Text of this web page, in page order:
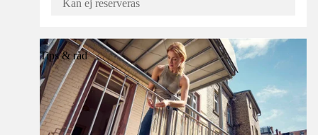
Kan ej reserveras
Tips & råd